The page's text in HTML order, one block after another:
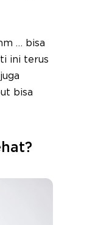
… bisa
ini terus
bisa